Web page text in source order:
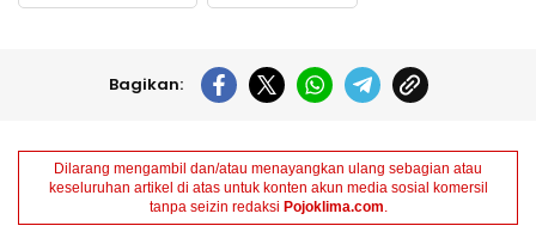
Bagikan:
Dilarang mengambil dan/atau menayangkan ulang sebagian atau
keseluruhan artikel di atas untuk konten akun media sosial komersil
tanpa seizin redaksi Pojoklima.com